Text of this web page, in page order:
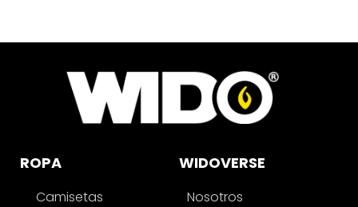
ROPA
Camisetas
WIDOVERSE
Nosotros